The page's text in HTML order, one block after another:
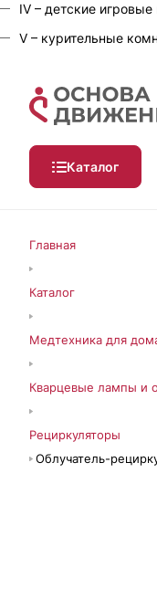
IV – детские
V – курительные
Каталог
Главная
Каталог
Медтехника для
Кварцевые лампы и
Рециркуляторы
Облучатель-